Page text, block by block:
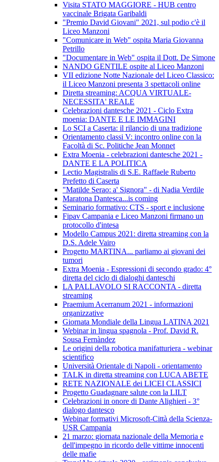
Visita STATO MAGGIORE - HUB centro
vaccinale Brigata Garibaldi
"Premio David Giovani" 2021, sul podio c'è il
Liceo Manzoni
"Comunicare in Web" ospita Maria Giovanna
Petrillo
"Documentare in Web" ospita il Dott. De Simone
NANDO GENTILE ospite al Liceo Manzoni
VII edizione Notte Nazionale del Liceo Classico:
il Liceo Manzoni presenta 3 spettacoli online
Diretta streaming: ACQUA VIRTUALE-
NECESSITA' REALE
Celebrazioni dantesche 2021 - Ciclo Extra
moenia: DANTE E LE IMMAGINI
Lo SCI a Caserta: il rilancio di una tradizione
Orientamento classi V: incontro online con la
Facoltà di Sc. Politiche Jean Monnet
Extra Moenia - celebrazioni dantesche 2021 -
DANTE E LA POLITICA
Lectio Magistralis di S.E. Raffaele Ruberto
Prefetto di Caserta
"Matilde Serao: a' Signora" - di Nadia Verdile
Maratona Dantesca...is coming
Seminario formativo: CTS - sport e inclusione
Fipav Campania e Liceo Manzoni firmano un
protocollo d'intesa
Modello Campus 2021: diretta streaming con la
D.S. Adele Vairo
Progetto MARTINA... parliamo ai giovani dei
tumori
Extra Moenia - Espressioni di secondo grado: 4°
diretta del ciclo di dialoghi danteschi
LA PALLAVOLO SI RACCONTA - diretta
streaming
Praemium Acerranum 2021 - informazioni
organizzative
Giornata Mondiale della Lingua LATINA 2021
Webinar in lingua spagnola - Prof. David R.
Sousa Fernàndez
Le origini della robotica manifatturiera - webinar
scientifico
Università Orientale di Napoli - orientamento
TALK in diretta streaming con LUCA ABETE
RETE NAZIONALE dei LICEI CLASSICI
Progetto Guadagnare salute con la LILT
Celebrazioni in onore di Dante Alighieri - 3°
dialogo dantesco
Webinar formativi Microsoft-Città della Scienza-
USR Campania
21 marzo: giornata nazionale della Memoria e
dell'impegno in ricordo delle vittime innocenti
delle mafie